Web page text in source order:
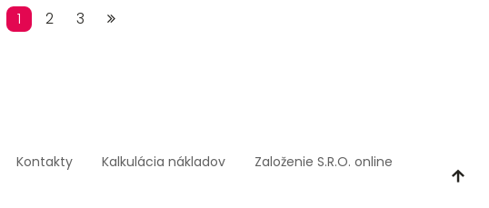
1 2 3
Kontakty Kalkulácia nákladov
Založenie S.R.O. online